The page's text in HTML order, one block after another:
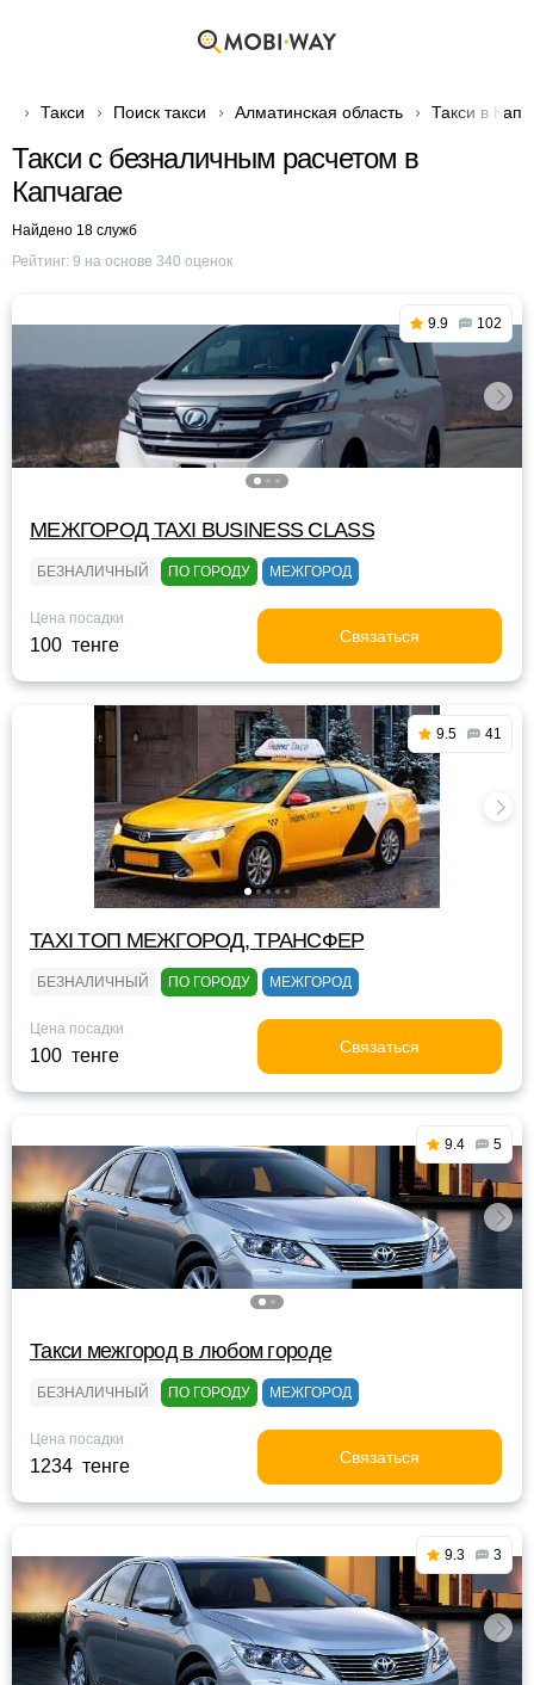
Такси Поиск такси Алматинская область Такси в
Такси с безналичным расчетом в
Капчагае
Найдено 18 служб
Рейтинг: 9 на основе 340 оценок
9.9 102
МЕЖГОРОД TAXI BUSINESS CLASS
БЕЗНАЛИЧНЫЙ ПО ГОРОДУ МЕЖГОРОД
Цена посадки
100 тенге Связаться
9.5 41
TAXI TOП МЕЖГОРОД, ТРАНСФЕР
БЕЗНАЛИЧНЫЙ ПО ГОРОДУ МЕЖГОРОД
Цена посадки
100 тенге Связаться
9.4 5
Такси межгород в любом городе
БЕЗНАЛИЧНЫЙ ПО ГОРОДУ МЕЖГОРОД
Цена посадки
1234 тенге Связаться
9.3 3